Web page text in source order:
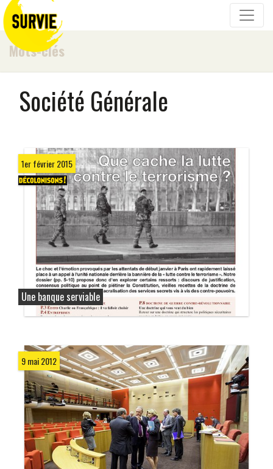
Mots-clés
Société Générale
1er février 2015
Une banque serviable
9 mai 2012